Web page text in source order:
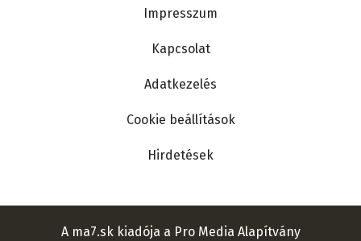
Impresszum
Kapcsolat
Adatkezelés
Cookie beállítások
Hirdetések
A ma7.sk kiadója a Pro Media Alapítvány